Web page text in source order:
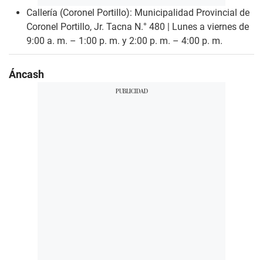
Callería (Coronel Portillo): Municipalidad Provincial de
Coronel Portillo, Jr. Tacna N.° 480 | Lunes a viernes de
9:00 a. m. – 1:00 p. m. y 2:00 p. m. – 4:00 p. m.
Áncash